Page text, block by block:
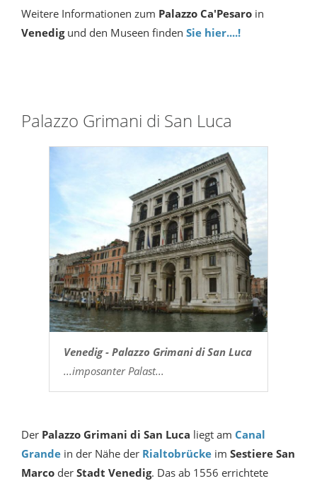
Weitere Informationen zum Palazzo Ca'Pesaro in
Venedigund den Museen finden Sie hier....!
Palazzo Grimani di San Luca
Venedig - Palazzo Grimani di San Luca
...imposanter Palast...
Der Palazzo Grimani di San Luca liegt am Canal
Grande in der Nähe der Rialtobrücke im Sestiere San
Marco der Stadt Venedig. Das ab 1556 errichtete